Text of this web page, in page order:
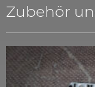
Zubehör